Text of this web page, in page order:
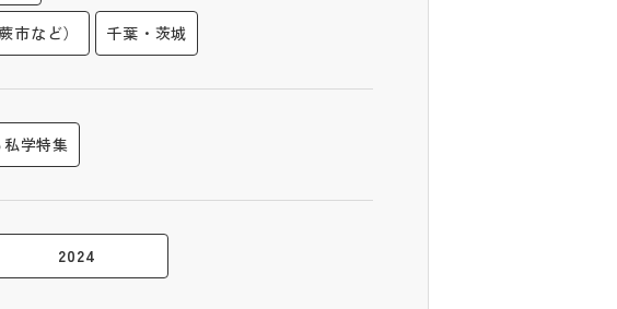
など） 千葉・茨城
学特集
2024